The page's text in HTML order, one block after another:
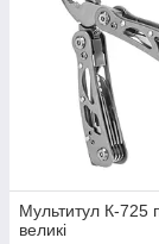
Мультитул К-725
великі